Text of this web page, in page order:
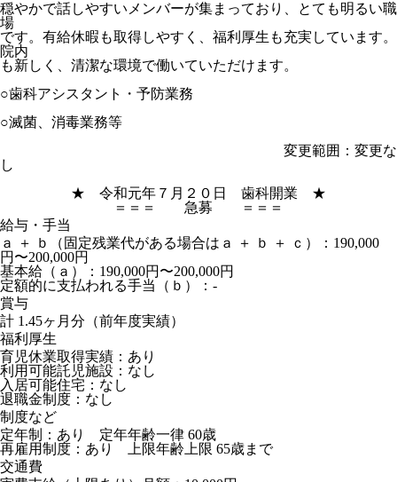
穏やかで話しやすいメンバーが集まっており、とても明るい職
場
です。有給休暇も取得しやすく、福利厚生も充実しています。
院内
も新しく、清潔な環境で働いていただけます。
○歯科アシスタント・予防業務
○滅菌、消毒業務等
変更範囲：変更な
し
★ 令和元年７月２０日 歯科開業 ★
＝＝＝ 急募 ＝＝＝
給与・手当
ａ ＋ ｂ（固定残業代がある場合はａ ＋ ｂ ＋ ｃ）：190,000
円〜200,000円
基本給（ａ）：190,000円〜200,000円
定額的に支払われる手当（ｂ）：-
賞与
計 1.45ヶ月分（前年度実績）
福利厚生
育児休業取得実績：あり
利用可能託児施設：なし
入居可能住宅：なし
退職金制度：なし
制度など
定年制：あり 定年年齢一律 60歳
再雇用制度：あり 上限年齢上限 65歳まで
交通費